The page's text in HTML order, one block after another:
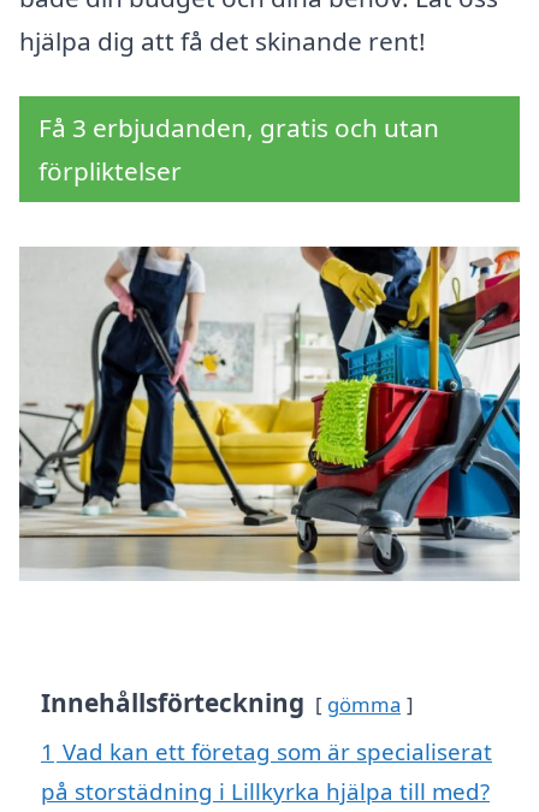
hjälpa dig att få det skinande rent!
Få 3 erbjudanden, gratis och utan
förpliktelser
Innehållsförteckning gömma
1 Vad kan ett företag som är specialiserat
på storstädning i Lillkyrka hjälpa till med?